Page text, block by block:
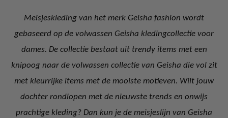
Meisjeskleding van het merk Geisha fashion wordt
gebaseerd op de volwassen Geisha kledingcollectie voor
dames. De collectie bestaat uit trendy items met een
knipoog naar de volwassen collectie van Geisha die vol zit
met kleurrijke items met de mooiste motieven. Wilt jouw
dochter rondlopen met de nieuwste trends en onwijs
prachtige kleding? Dan kun je de meisjeslijn van Geisha